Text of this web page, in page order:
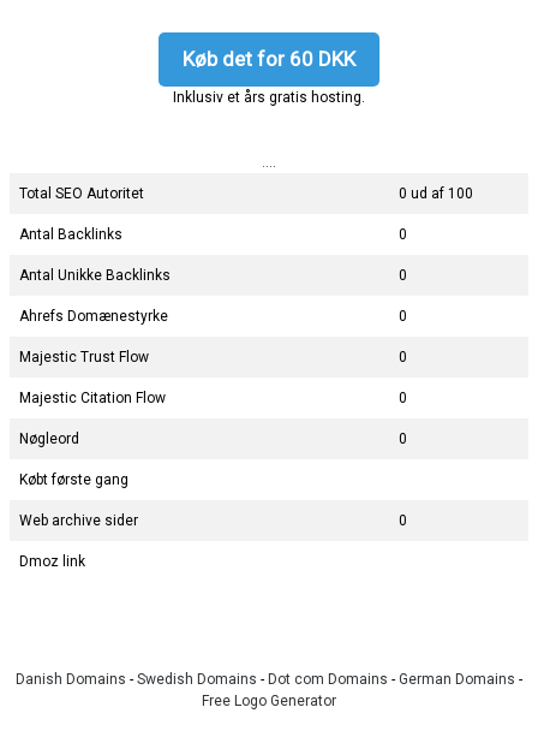
Køb det for 60 DKK
Inklusiv et års gratis hosting.
Total SEO Autoritet
0 ud af 100
Antal Backlinks 0
Antal Unikke Backlinks 0
Ahrefs Domænestyrke 0
Majestic Trust Flow 0
Majestic Citation Flow 0
Nøgleord 0
Købt første gang
Web archive sider 0
Dmoz link
Danish Domains - Swedish Domains - Dot com Domains - German Domains -
Free Logo Generator